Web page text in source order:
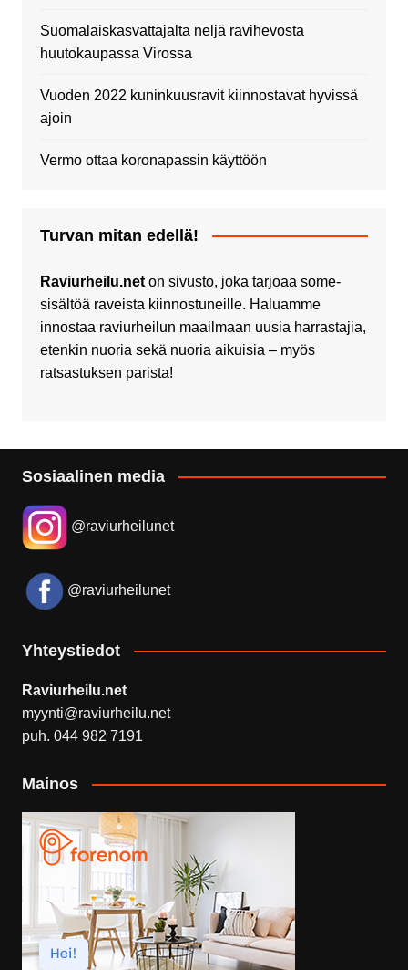
Suomalaiskasvattajalta neljä ravihevosta
huutokaupassa Virossa
Vuoden 2022 kuninkuusravit kiinnostavat hyvissä
ajoin
Vermo ottaa koronapassin käyttöön
Turvan mitan edellä!
Raviurheilu.neton sivusto, joka tarjoaa some-
sisältöä raveista kiinnostuneille. Haluamme
innostaa raviurheilun maailmaan uusia harrastajia,
etenkin nuoria sekä nuoria aikuisia – myös
ratsastuksen parista!
Sosiaalinen media
@raviurheilunet
@raviurheilunet
Yhteystiedot
Raviurheilu.net
myynti@raviurheilu.net
puh. 044 982 7191
Mainos